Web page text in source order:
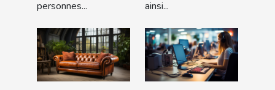
personnes...
ainsi...